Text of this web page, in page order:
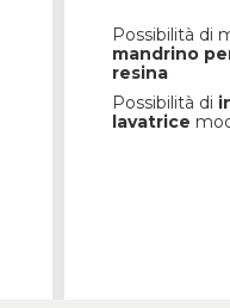
Possibilità di
mandrino
resina
Possibilità di
lavatrice